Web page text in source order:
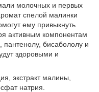
молочных и первых
спелой малинки
ему привыкнуть
активным компонентам
пантенолу, бисабололу и
здоровыми и
экстракт малины,
натрия.